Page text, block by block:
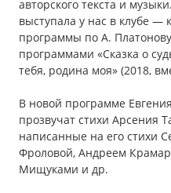
авторского текста и
выступала у нас в клубе —
программы по А.
программами «Сказка о
тебя, родина моя» (2018,
В новой программе
прозвучат стихи Арсения
написанные на его стихи
Фроловой, Андреем
Мищуками и др.